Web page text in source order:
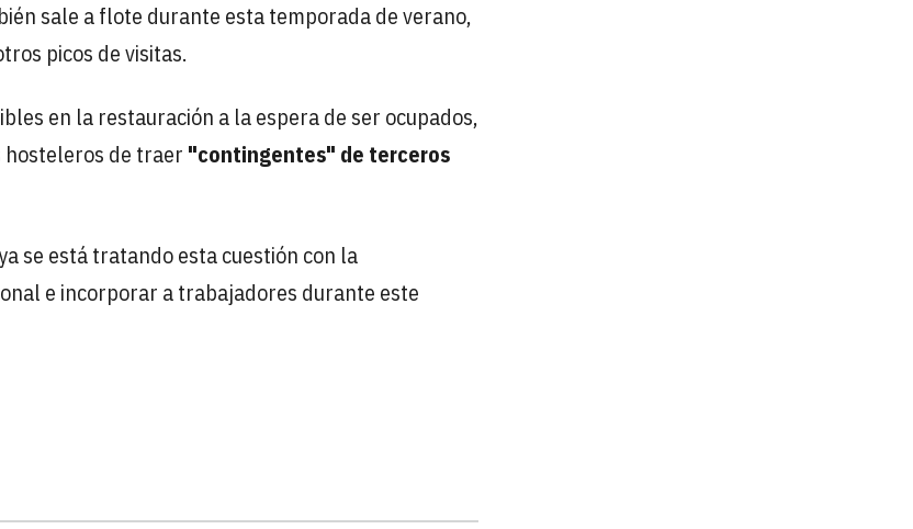
sale a flote durante esta temporada de verano,
picos de visitas.
en la restauración a la espera de ser ocupados,
hosteleros de traer "contingentes" de terceros
se está tratando esta cuestión con la
e incorporar a trabajadores durante este